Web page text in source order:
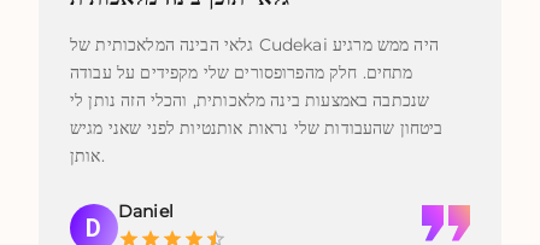
גלאי הבינה המלאכותית של Cudekai היה ממש מרגיע
מתחים. חלק מהפרופסורים שלי מקפידים על עבודה
שנכתבה באמצעות בינה מלאכותית, והכלי הזה נותן לי
ביטחון שהעבודות שלי נראות אותנטיות לפני שאני מגיש
אותן.
D
Daniel